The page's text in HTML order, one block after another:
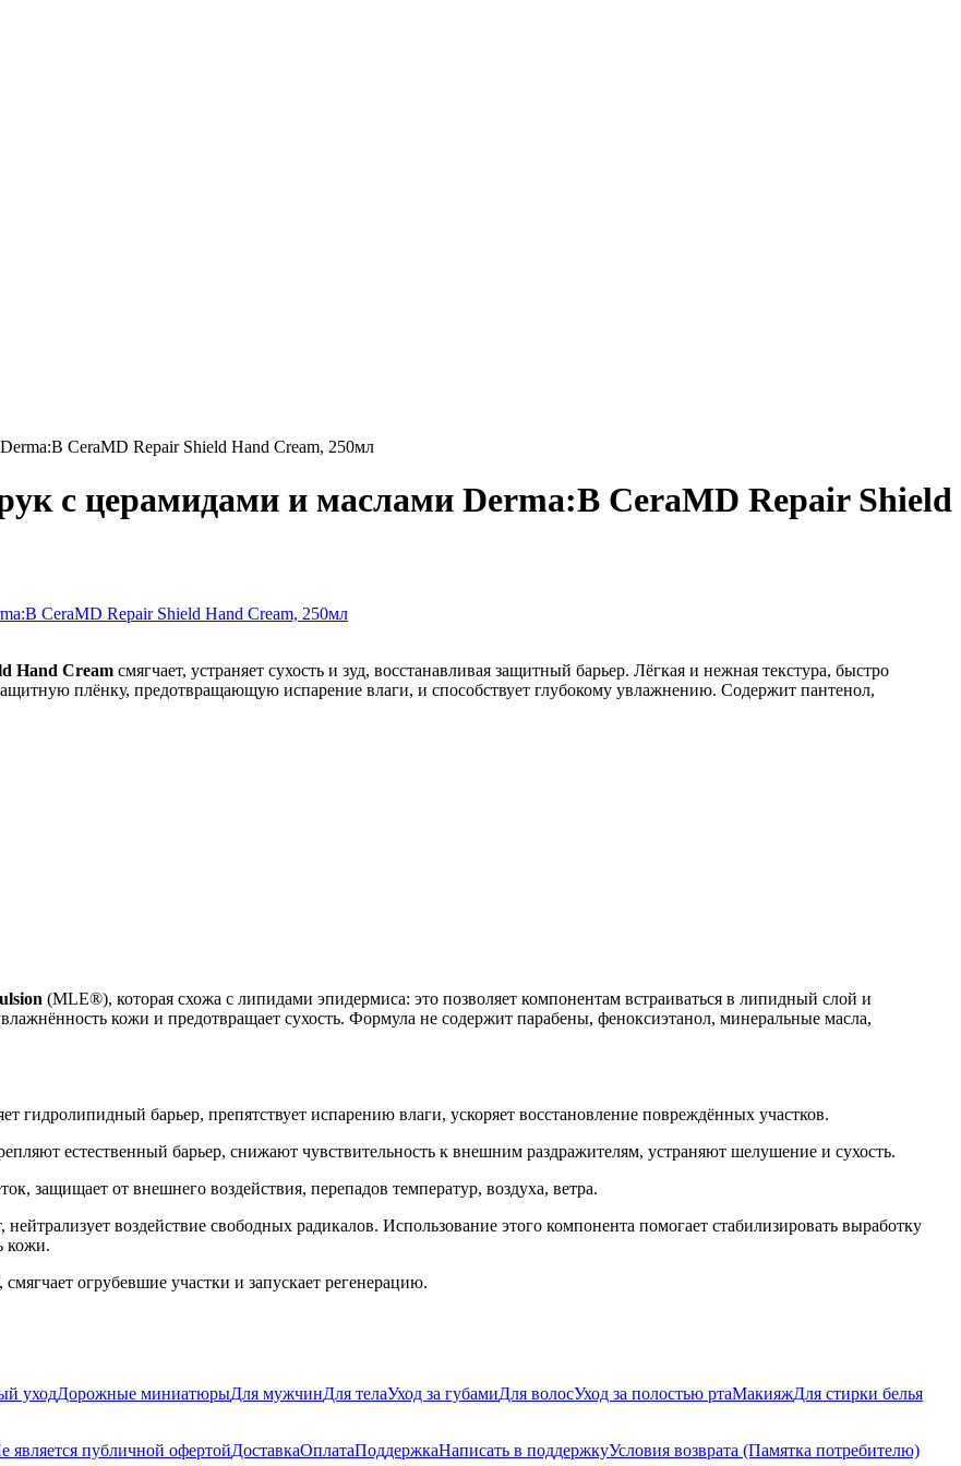
CeraMD Repair Shield Hand Cream, 250мл
с церамидами и маслами Derma:B CeraMD Repair Shield
Hand Cream смягчает, устраняет сухость и зуд, восстанавливая защитный барьер. Лёгкая и нежная текстура, быстро
плёнку, предотвращающую испарение влаги, и способствует глубокому увлажнению. Содержит пантенол,
(MLE®), которая схожа с липидами эпидермиса: это позволяет компонентам встраиваться в липидный слой и
кожи и предотвращает сухость. Формула не содержит парабены, феноксиэтанол, минеральные масла,
гидролипидный барьер, препятствует испарению влаги, ускоряет восстановление повреждённых участков.
естественный барьер, снижают чувствительность к внешним раздражителям, устраняют шелушение и сухость.
защищает от внешнего воздействия, перепадов температур, воздуха, ветра.
воздействие свободных радикалов. Использование этого компонента помогает стабилизировать выработку
кожи.
огрубевшие участки и запускает регенерацию.
уходДорожные миниатюрыДля мужчинДля телаУход за губамиДля волосУход за полостью ртаМакияжДля стирки белья
является публичной офертойДоставкаОплатаПоддержкаНаписать в поддержкуУсловия возврата (Памятка потребителю)